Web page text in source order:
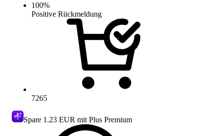
100%
Positive Rückmeldung
7265
Spare 1.23 EUR mit Plus Premium